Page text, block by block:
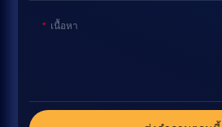
เนื้อหา